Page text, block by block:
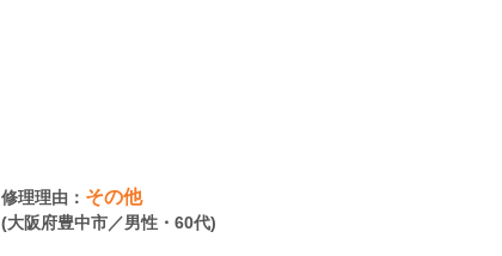
修理理由： その他
(大阪府豊中市／男性・60代)